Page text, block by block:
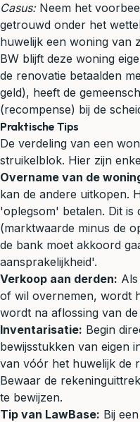
Casus:Neem het
getrouwd onder het
huwelijk een woning van
BW blijft deze woning
de renovatie betaalden
geld), heeft de
(recompense) bij de
Praktische Tips
De verdeling van een
struikelblok. Hier zijn
Overname van de
kan de andere uitkopen.
'oplegsom' betalen. Dit is
(marktwaarde minus de
de bank moet akkoord
aansprakelijkheid'.
Verkoop aan derden:
of wil overnemen, wordt
wordt na aflossing van
Inventarisatie: Begin
bewijsstukken van eigen
van vóór het huwelijk de
Bewaar de
te bewijzen.
Tip van LawBase: Bij